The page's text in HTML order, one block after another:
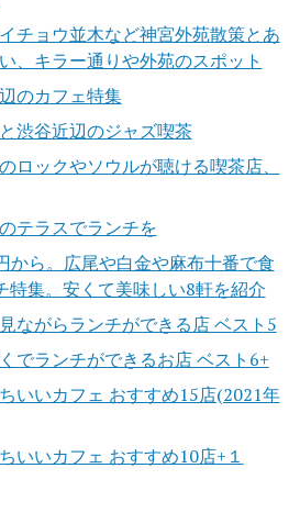
チョウ並木など神宮外苑散策とあ
、キラー通りや外苑のスポット
のカフェ特集
渋谷近辺のジャズ喫茶
ロックやソウルが聴ける喫茶店、
テラスでランチを
から。広尾や白金や麻布十番で食
特集。安くて美味しい8軒を紹介
ながらランチができる店 ベスト5
でランチができるお店 ベスト6+
いいカフェ おすすめ15店(2021年
いいカフェ おすすめ10店+１